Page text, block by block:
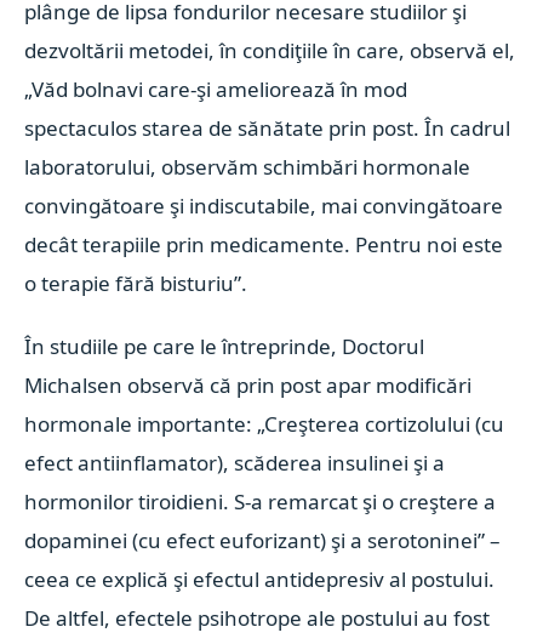
plânge de lipsa fondurilor necesare studiilor şi
dezvoltării metodei, în condiţiile în care, observă el,
„Văd bolnavi care-şi ameliorează în mod
spectaculos starea de sănătate prin post. În cadrul
laboratorului, observăm schimbări hormonale
convingătoare şi indiscutabile, mai convingătoare
decât terapiile prin medicamente. Pentru noi este
o terapie fără bisturiu”.
În studiile pe care le întreprinde, Doctorul
Michalsen observă că prin post apar modificări
hormonale importante: „Creşterea cortizolului (cu
efect antiinflamator), scăderea insulinei şi a
hormonilor tiroidieni. S-a remarcat şi o creştere a
dopaminei (cu efect euforizant) şi a serotoninei” –
ceea ce explică şi efectul antidepresiv al postului.
De altfel, efectele psihotrope ale postului au fost